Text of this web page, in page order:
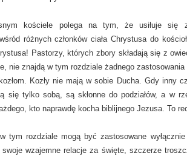
kościele polega na tym, że usiłuje się
różnych członków ciała Chrystusa do
Pastorzy, których zbory składają się z
nie znajdą w tym rozdziale żadnego zastosowania
Kozły nie mają w sobie Ducha. Gdy inny
się tylko sobą, są skłonne do podziałów, a w
kto naprawdę kocha biblijnego Jezusa. To
tym rozdziale mogą być zastosowane
wzajemne relacje za święte, szczerze